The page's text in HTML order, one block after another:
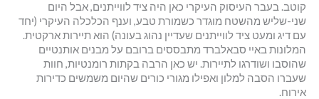
קוטב. בעבר העיסוק העיקרי כאן היה ציד לווייתנים, אבל היום
שני-שליש מהשטח מוגדר כשמורת טבע, וענף הכלכלה העיקרי (יחד
עם דיג ומעט ציד לווייתנים שעדיין נהוג בעונה) הוא תיירות ארקטית.
המלונות באיי סבאלברד מתבססים ברובם על מבנים אותנטיים
שהוסבו ושודרגו לתיירות. יש כאן הרבה בקתות רומנטיות, חוות
שעברו הסבה למלון ואפילו מגורי כורים שהיום משמשים כדירות
אירוח.